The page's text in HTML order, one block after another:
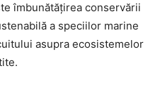
îmbunătățirea conservării
a speciilor marine
asupra ecosistemelor